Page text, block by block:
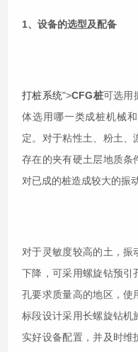
1、设备的选型及配备
打桩系统">CFG桩可选用
体选用哪一类成桩机械
定。对于粘性土、粉土、
存在的夹有硬土层地质条
对已成的桩造成较大的振
对于灵敏度较高的土，振
下降，可采用螺旋钻预引
孔要求质量高的地区，使
标段设计采用长螺旋钻机
实好设备配置，并及时维